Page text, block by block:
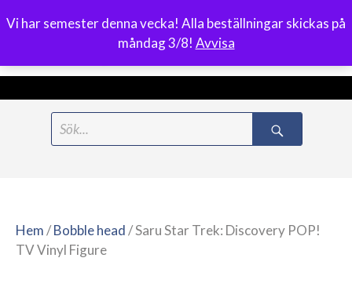
Vi har semester denna vecka! Alla beställningar skickas på
måndag 3/8! Avvisa
0
Meny
Hem/Bobble head/ Saru Star Trek: Discovery POP!
TV Vinyl Figure